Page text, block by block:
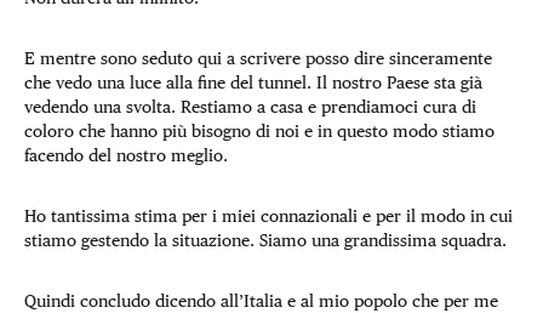
E mentre sono seduto qui a scrivere posso dire sinceramente
che vedo una luce alla fine del tunnel. Il nostro Paese sta già
vedendo una svolta. Restiamo a casa e prendiamoci cura di
coloro che hanno più bisogno di noi e in questo modo stiamo
facendo del nostro meglio.
Ho tantissima stima per i miei connazionali e per il modo in cui
stiamo gestendo la situazione. Siamo una grandissima squadra.
Quindi concludo dicendo all’Italia e al mio popolo che per me